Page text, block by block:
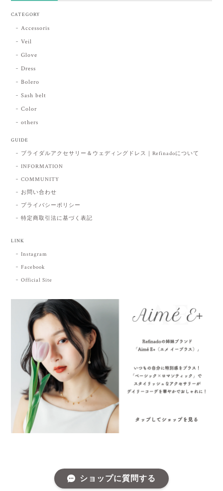
CATEGORY
Accessoris
Veil
Glove
Dress
Bolero
Sash belt
Color
others
GUIDE
ブライダルアクセサリー＆ウェディングドレス｜Refinadoについて
INFORMATION
COMMUNITY
お問い合わせ
プライバシーポリシー
特定商取引法に基づく表記
LINK
Instagram
Facebook
Official Site
ショップに質問する